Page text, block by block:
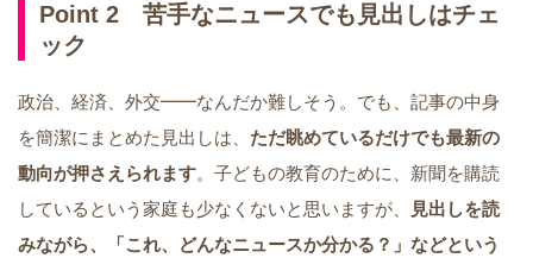
Point 2 苦手なニュースでも見出しはチェ
ック
政治、経済、外交━━なんだか難しそう。でも、記事の中身
を簡潔にまとめた見出しは、 ただ眺めているだけでも最新の
動向が押さえられます。子どもの教育のために、新聞を購読
しているという家庭も少なくないと思いますが、
見出しを読
みながら、「これ、どんなニュースか分かる？」などという